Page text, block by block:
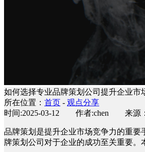
如何选择专业品牌策划公司提升企业市
所在位置： 首页 - 观点分享
时间:2025-03-12 作者:chen 来源：
品牌策划是提升企业市场竞争力的重
牌策划公司对于企业的成功至关重要。